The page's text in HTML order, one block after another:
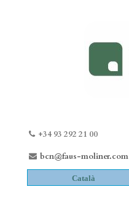
+34 93 292 21 00
bcn@faus-moliner.com
Català